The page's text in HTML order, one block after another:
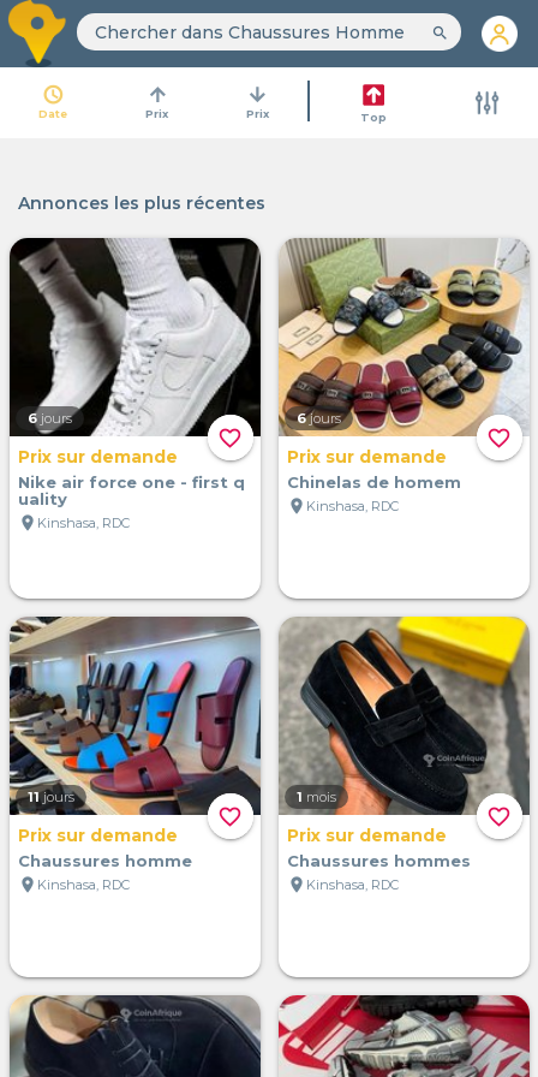
search
access_time
Date
arrow_upward
Prix
arrow_downward
Prix Top
Annonces les plus récentes
favorite_border
6 jours
Prix sur demande
Nike air force one - first q
uality
location_on Kinshasa, RDC
favorite_border
6 jours
Prix sur demande
Chinelas de homem
location_on Kinshasa, RDC
favorite_border
11 jours
Prix sur demande
Chaussures homme
location_on Kinshasa, RDC
favorite_border
1 mois
Prix sur demande
Chaussures hommes
location_on Kinshasa, RDC